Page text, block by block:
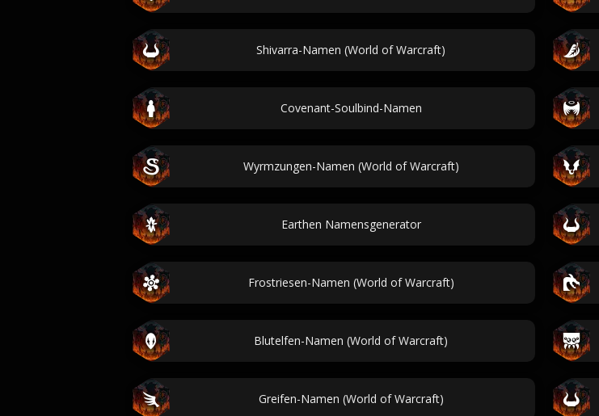
Shivarra-Namen (World of Warcraft)
Covenant-Soulbind-Namen
Wyrmzungen-Namen (World of Warcraft)
Earthen Namensgenerator
Frostriesen-Namen (World of Warcraft)
Blutelfen-Namen (World of Warcraft)
Greifen-Namen (World of Warcraft)